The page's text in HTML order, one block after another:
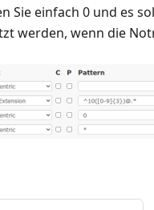
Sie einfach 0 und es
werden, wenn die